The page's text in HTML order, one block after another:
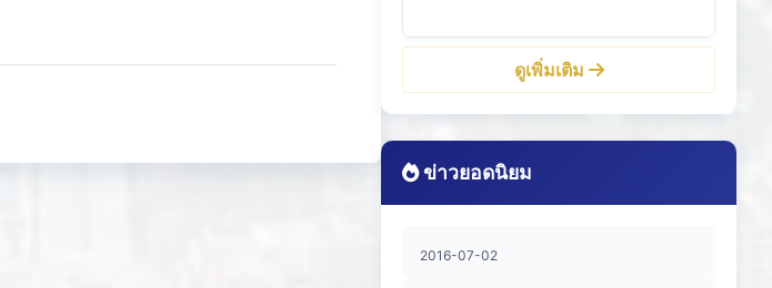
ดูเพิ่มเติม
ข่าวยอดนิยม
2016-07-02